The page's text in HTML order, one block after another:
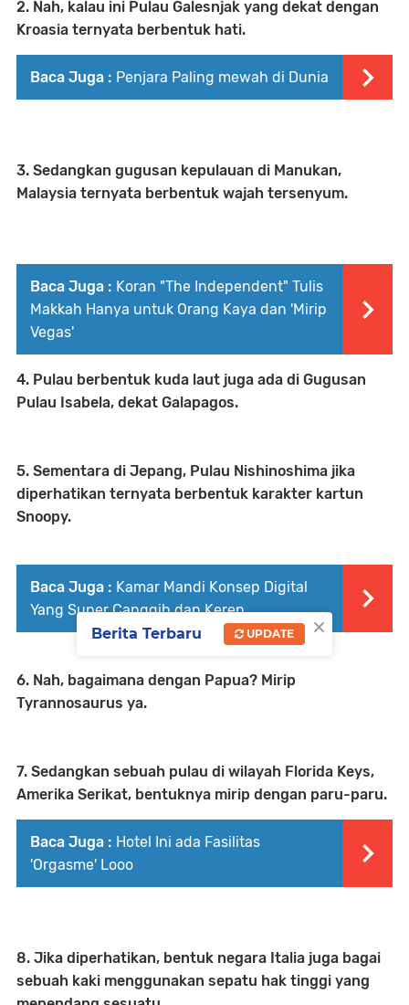
2. Nah, kalau ini Pulau Galesnjak yang dekat dengan
Kroasia ternyata berbentuk hati.
Baca Juga : Penjara Paling mewah di Dunia
3. Sedangkan gugusan kepulauan di Manukan,
Malaysia ternyata berbentuk wajah tersenyum.
Baca Juga : Koran "The Independent" Tulis
Makkah Hanya untuk Orang Kaya dan 'Mirip
Vegas'
4. Pulau berbentuk kuda laut juga ada di Gugusan
Pulau Isabela, dekat Galapagos.
5. Sementara di Jepang, Pulau Nishinoshima jika
diperhatikan ternyata berbentuk karakter kartun
Snoopy.
Baca Juga : Kamar Mandi Konsep Digital
Yang Super Canggih dan Keren
6. Nah, bagaimana dengan Papua? Mirip
Tyrannosaurus ya.
7. Sedangkan sebuah pulau di wilayah Florida Keys,
Amerika Serikat, bentuknya mirip dengan paru-paru.
Baca Juga : Hotel Ini ada Fasilitas
'Orgasme' Looo
8. Jika diperhatikan, bentuk negara Italia juga bagai
sebuah kaki menggunakan sepatu hak tinggi yang
×
Berita Terbaru UPDATE